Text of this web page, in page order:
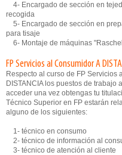
4- Encargado de sección en
recogida
5- Encargado de sección en
para tisaje
6- Montaje de máquinas
FP Servicios al Consumidor A
Respecto al curso de FP Servicios
DISTANCIA los puestos de trabajo
acceder una vez obtengas tu
Técnico Superior en FP estarán
alguno de los siguientes:
1- técnico en consumo
2- técnico de información al
3- técnico de atención al cliente